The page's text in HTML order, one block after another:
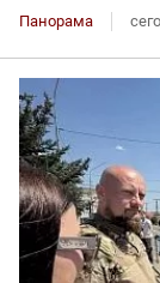
Панорама